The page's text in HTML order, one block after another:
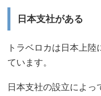
日本支社がある
トラベロカは日本上
ています。
日本支社の設立によっ